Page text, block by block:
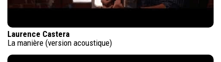
Laurence Castera
La manière (version acoustique)